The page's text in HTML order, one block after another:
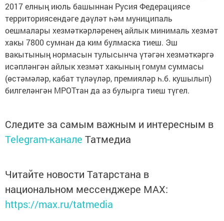
2017 елның июль башыннан Русия Федерациясе
территориясендәге дәүләт һәм муниципаль
оешмалары хезмәткәрләренең айлык минималь хезмәт
хакы 7800 сумнан да ким булмаска тиеш. Эш
вакытының нормасын тулысынча үтәгән хезмәткәргә
исәпләнгән айлык хезмәт хакының гомум суммасы
(өстәмәләр, кабат түләүләр, премияләр һ.б. кушылып)
билгеләнгән МРОТтан да аз булырга тиеш түгел.
Следите за самым важным и интересным в
Telegram-канале Татмедиа
Читайте новости Татарстана в
национальном мессенджере MАХ:
https://max.ru/tatmedia